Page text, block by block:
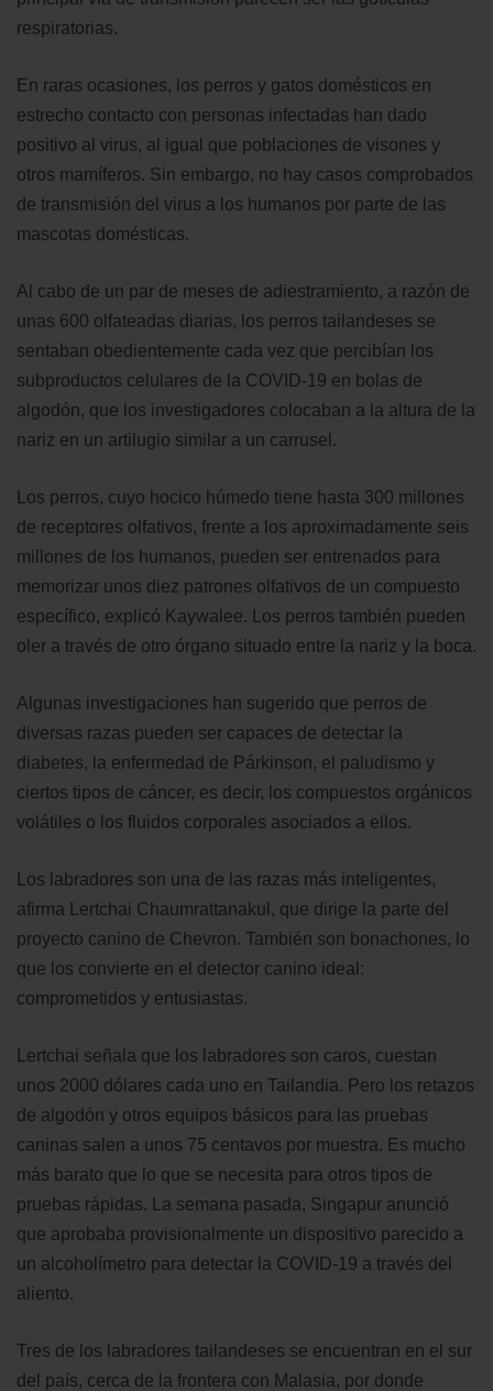
respiratorias.
En raras ocasiones, los perros y gatos domésticos en
estrecho contacto con personas infectadas han dado
positivo al virus, al igual que poblaciones de visones y
otros mamíferos. Sin embargo, no hay casos comprobados
de transmisión del virus a los humanos por parte de las
mascotas domésticas.
Al cabo de un par de meses de adiestramiento, a razón de
unas 600 olfateadas diarias, los perros tailandeses se
sentaban obedientemente cada vez que percibían los
subproductos celulares de la COVID-19 en bolas de
algodón, que los investigadores colocaban a la altura de la
nariz en un artilugio similar a un carrusel.
Los perros, cuyo hocico húmedo tiene hasta 300 millones
de receptores olfativos, frente a los aproximadamente seis
millones de los humanos, pueden ser entrenados para
memorizar unos diez patrones olfativos de un compuesto
específico, explicó Kaywalee. Los perros también pueden
oler a través de otro órgano situado entre la nariz y la boca.
Algunas investigaciones han sugerido que perros de
diversas razas pueden ser capaces de detectar la
diabetes, la enfermedad de Párkinson, el paludismo y
ciertos tipos de cáncer, es decir, los compuestos orgánicos
volátiles o los fluidos corporales asociados a ellos.
Los labradores son una de las razas más inteligentes,
afirma Lertchai Chaumrattanakul, que dirige la parte del
proyecto canino de Chevron. También son bonachones, lo
que los convierte en el detector canino ideal:
comprometidos y entusiastas.
Lertchai señala que los labradores son caros, cuestan
unos 2000 dólares cada uno en Tailandia. Pero los retazos
de algodón y otros equipos básicos para las pruebas
caninas salen a unos 75 centavos por muestra. Es mucho
más barato que lo que se necesita para otros tipos de
pruebas rápidas. La semana pasada, Singapur anunció
que aprobaba provisionalmente un dispositivo parecido a
un alcoholímetro para detectar la COVID-19 a través del
aliento.
Tres de los labradores tailandeses se encuentran en el sur
del país, cerca de la frontera con Malasia, por donde